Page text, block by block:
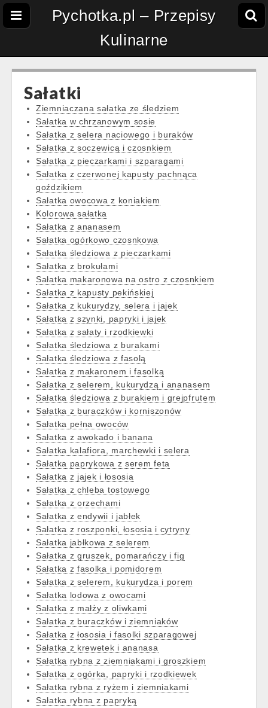
Pychotka.pl – Przepisy
Kulinarne
Sałatki
Ziemniaczana sałatka ze śledziem
Sałatka w chrzanowym sosie
Sałatka z selera naciowego i buraków
Sałatka z soczewicą i czosnkiem
Sałatka z pieczarkami i szparagami
Sałatka z czerwonej kapusty pachnąca
goździkiem
Sałatka owocowa z koniakiem
Kolorowa sałatka
Sałatka z ananasem
Sałatka ogórkowo czosnkowa
Sałatka śledziowa z pieczarkami
Sałatka z brokułami
Sałatka makaronowa na ostro z czosnkiem
Sałatka z kapusty pekińskiej
Sałatka z kukurydzy, selera i jajek
Sałatka z szynki, papryki i jajek
Sałatka z sałaty i rzodkiewki
Sałatka śledziowa z burakami
Sałatka śledziowa z fasolą
Sałatka z makaronem i fasolką
Sałatka z selerem, kukurydzą i ananasem
Sałatka śledziowa z burakiem i grejpfrutem
Sałatka z buraczków i korniszonów
Sałatka pełna owoców
Sałatka z awokado i banana
Sałatka kalafiora, marchewki i selera
Sałatka paprykowa z serem feta
Sałatka z jajek i łososia
Sałatka z chleba tostowego
Sałatka z orzechami
Sałatka z endywii i jabłek
Sałatka z roszponki, łososia i cytryny
Sałatka jabłkowa z selerem
Sałatka z gruszek, pomarańczy i fig
Sałatka z fasolka i pomidorem
Sałatka z selerem, kukurydza i porem
Sałatka lodowa z owocami
Sałatka z małży z oliwkami
Sałatka z buraczków i ziemniaków
Sałatka z łososia i fasolki szparagowej
Sałatka z krewetek i ananasa
Sałatka rybna z ziemniakami i groszkiem
Sałatka z ogórka, papryki i rzodkiewek
Sałatka rybna z ryżem i ziemniakami
Sałatka rybna z papryką